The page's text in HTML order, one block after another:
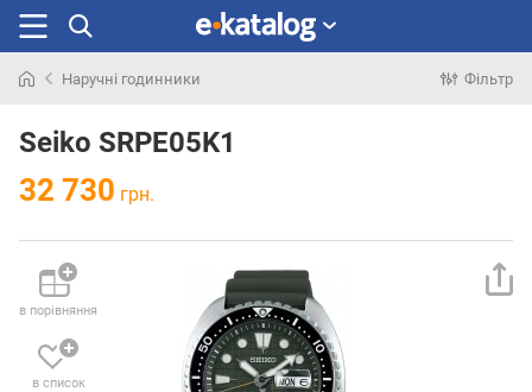
раніше
Наручні годинники Фільтр
Seiko SRPE05K1
32 730 грн.
в порівняння
в список